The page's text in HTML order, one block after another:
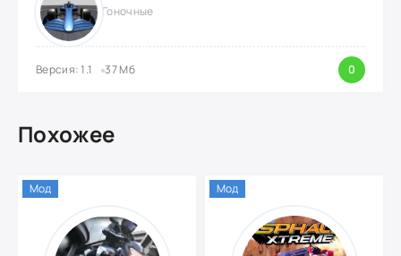
Гоночные
Версия: 1.1 37 Мб 0
Похожее
Мод Мод